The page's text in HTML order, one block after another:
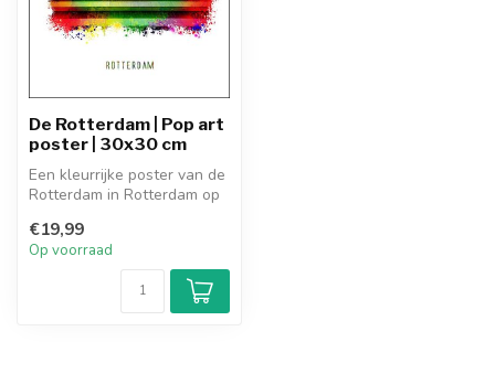
De Rotterdam | Pop art
poster | 30x30 cm
Een kleurrijke poster van de
Rotterdam in Rotterdam op
€19,99
Op voorraad